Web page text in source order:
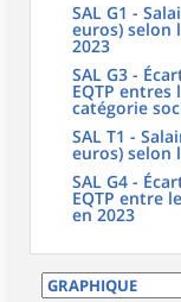
SAL G1 -
euros) selon
2023
SAL G3 -
EQTP
catégorie
SAL T1 -
euros) selon
SAL G4 -
EQTP entre
en 2023